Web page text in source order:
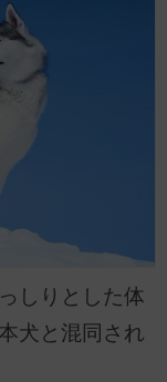
しりとした体
犬と混同され